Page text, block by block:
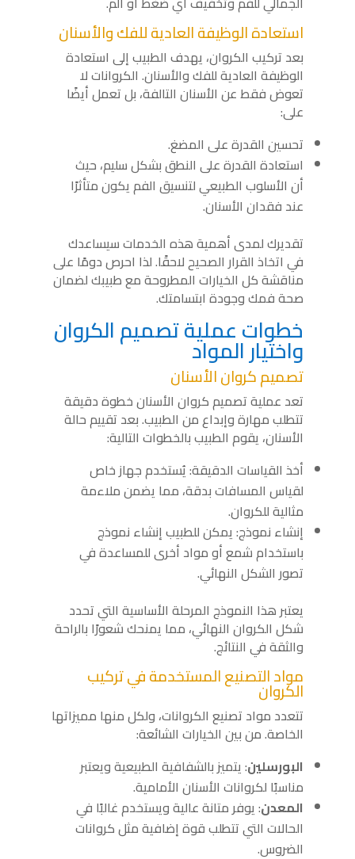
استعادة الوظيفة العادية للفك والأسنان
بعد تركيب الكروان، يهدف الطبيب إلى استعادة
الوظيفة العادية للفك والأسنان. الكروانات لا
تعوض فقط عن الأسنان التالفة، بل تعمل أيضًا
على:
تحسين القدرة على المضغ.
استعادة القدرة على النطق بشكل سليم، حيث
أن الأسلوب الطبيعي لتنسيق الفم يكون متأثرًا
عند فقدان الأسنان.
تقديرك لمدى أهمية هذه الخدمات سيساعدك
في اتخاذ القرار الصحيح لاحقًا. لذا احرص دومًا على
مناقشة كل الخيارات المطروحة مع طبيبك لضمان
صحة فمك وجودة ابتسامتك.
خطوات عملية تصميم الكروان
واختيار المواد
تصميم كروان الأسنان
تعد عملية تصميم كروان الأسنان خطوة دقيقة
تتطلب مهارة وإبداع من الطبيب. بعد تقييم حالة
الأسنان، يقوم الطبيب بالخطوات التالية:
أخذ القياسات الدقيقة: يُستخدم جهاز خاص
لقياس المسافات بدقة، مما يضمن ملاءمة
مثالية للكروان.
إنشاء نموذج: يمكن للطبيب إنشاء نموذج
باستخدام شمع أو مواد أخرى للمساعدة في
تصور الشكل النهائي.
يعتبر هذا النموذج المرحلة الأساسية التي تحدد
شكل الكروان النهائي، مما يمنحك شعورًا بالراحة
والثقة في النتائج.
مواد التصنيع المستخدمة في تركيب
الكروان
تتعدد مواد تصنيع الكروانات، ولكل منها مميزاتها
الخاصة. من بين الخيارات الشائعة:
البورسلين: يتميز بالشفافية الطبيعية ويعتبر
مناسبًا لكروانات الأسنان الأمامية.
المعدن: يوفر متانة عالية ويستخدم غالبًا في
الحالات التي تتطلب قوة إضافية مثل كروانات
الضروس.